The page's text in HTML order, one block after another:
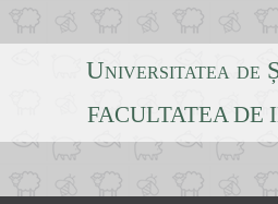
Universitatea de
FACULTATEA DE